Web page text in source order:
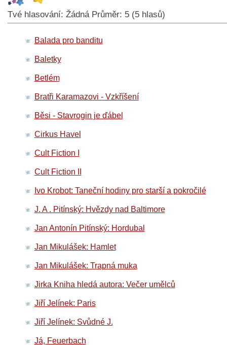
Tvé hlasování: Žádná Průměr: 5 (5 hlasů)
Balada pro banditu
Baletky
Betlém
Bratři Karamazovi - Vzkříšení
Běsi - Stavrogin je ďábel
Cirkus Havel
Cult Fiction I
Cult Fiction II
Ivo Krobot: Taneční hodiny pro starší a pokročilé
J. A . Pitínský: Hvězdy nad Baltimore
Jan Antonín Pitínský: Hordubal
Jan Mikulášek: Hamlet
Jan Mikulášek: Trapná muka
Jirka Kniha hledá autora: Večer umělců
Jiří Jelínek: Paris
Jiří Jelínek: Svůdné J.
Já, Feuerbach